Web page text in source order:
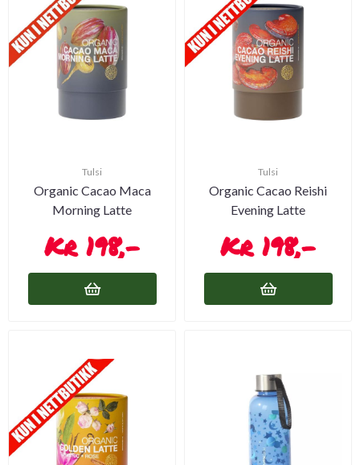
Tulsi
Organic Cacao Maca
Morning Latte
198,-
Tulsi
Organic Cacao Reishi
Evening Latte
198,-